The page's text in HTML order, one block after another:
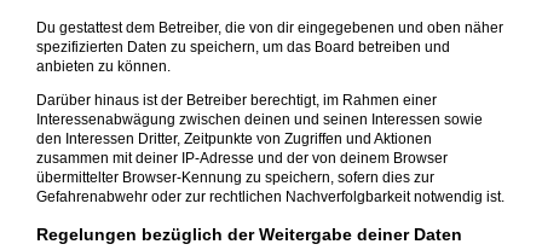
Du gestattest dem Betreiber, die von dir eingegebenen und oben näher
spezifizierten Daten zu speichern, um das Board betreiben und
anbieten zu können.
Darüber hinaus ist der Betreiber berechtigt, im Rahmen einer
Interessenabwägung zwischen deinen und seinen Interessen sowie
den Interessen Dritter, Zeitpunkte von Zugriffen und Aktionen
zusammen mit deiner IP-Adresse und der von deinem Browser
übermittelter Browser-Kennung zu speichern, sofern dies zur
Gefahrenabwehr oder zur rechtlichen Nachverfolgbarkeit notwendig ist.
Regelungen bezüglich der Weitergabe deiner Daten